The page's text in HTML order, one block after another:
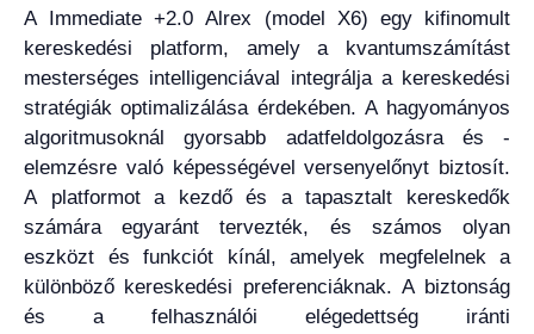
A Immediate +2.0 Alrex (model X6) egy kifinomult
kereskedési platform, amely a kvantumszámítást
mesterséges intelligenciával integrálja a kereskedési
stratégiák optimalizálása érdekében. A hagyományos
algoritmusoknál gyorsabb adatfeldolgozásra és -
elemzésre való képességével versenyelőnyt biztosít.
A platformot a kezdő és a tapasztalt kereskedők
számára egyaránt tervezték, és számos olyan
eszközt és funkciót kínál, amelyek megfelelnek a
különböző kereskedési preferenciáknak. A biztonság
és a felhasználói elégedettség iránti